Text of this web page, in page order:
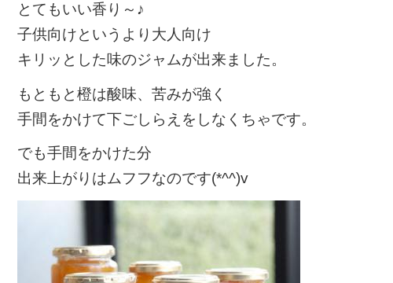
とてもいい香り～♪
子供向けというより大人向け
キリッとした味のジャムが出来ました。
もともと橙は酸味、苦みが強く
手間をかけて下ごしらえをしなくちゃです。
でも手間をかけた分
出来上がりはムフフなのです(*^^)v